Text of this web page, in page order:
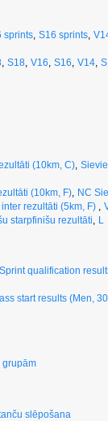
sprints, S16 sprints,
, S18, V16, S16, V14,
(10km, C)
(10km, F) NC
rezultāti (5km, F)
starpfinišu rezultāti L
Sprint qualification
start results (Men,
grupām
slēpošana